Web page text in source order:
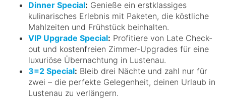
Dinner Special: Genieße ein erstklassiges
kulinarisches Erlebnis mit Paketen, die köstliche
Mahlzeiten und Frühstück beinhalten.
VIP Upgrade Special: Profitiere von Late Check-
out und kostenfreien Zimmer-Upgrades für eine
luxuriöse Übernachtung in Lustenau.
3=2 Special: Bleib drei Nächte und zahl nur für
zwei – die perfekte Gelegenheit, deinen Urlaub in
Lustenau zu verlängern.